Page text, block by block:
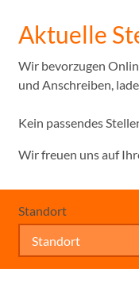
Aktuelle
Wir bevorzugen
und Anschreiben,
Kein passendes
Wir freuen uns auf
Standort
Standort